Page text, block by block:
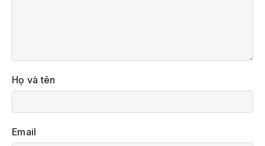
Họ và tên
Email